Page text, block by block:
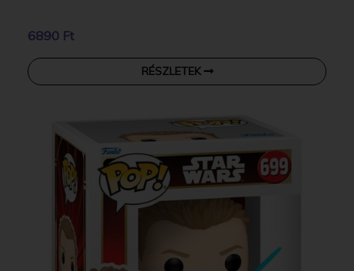
6890 Ft
RÉSZLETEK